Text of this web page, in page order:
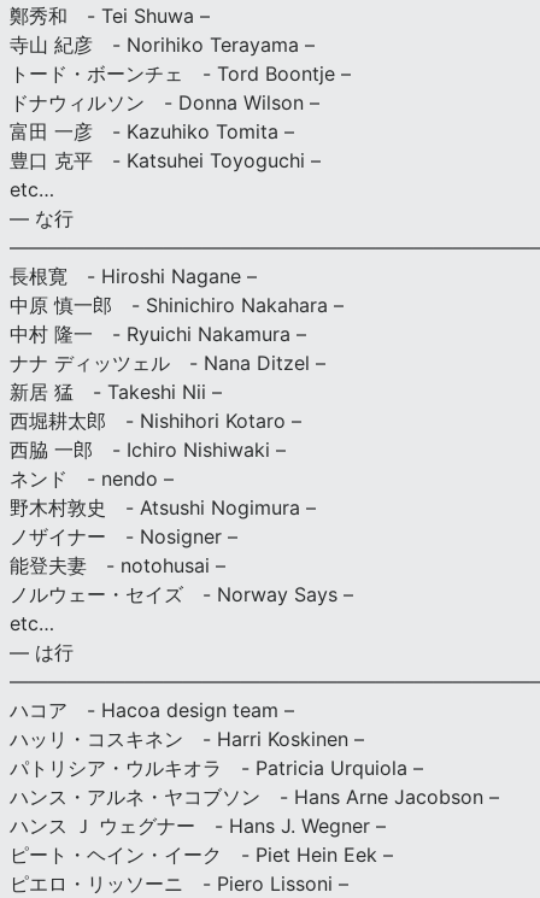
鄭秀和 - Tei Shuwa –
寺山 紀彦 - Norihiko Terayama –
トード・ボーンチェ - Tord Boontje –
ドナウィルソン - Donna Wilson –
富田 一彦 - Kazuhiko Tomita –
豊口 克平 - Katsuhei Toyoguchi –
etc…
— な行
長根寛 - Hiroshi Nagane –
中原 慎一郎 - Shinichiro Nakahara –
中村 隆一 - Ryuichi Nakamura –
ナナ ディッツェル - Nana Ditzel –
新居 猛 - Takeshi Nii –
西堀耕太郎 - Nishihori Kotaro –
西脇 一郎 - Ichiro Nishiwaki –
ネンド - nendo –
野木村敦史 - Atsushi Nogimura –
ノザイナー - Nosigner –
能登夫妻 - notohusai –
ノルウェー・セイズ - Norway Says –
etc…
— は行
ハコア - Hacoa design team –
ハッリ・コスキネン - Harri Koskinen –
パトリシア・ウルキオラ - Patricia Urquiola –
ハンス・アルネ・ヤコブソン - Hans Arne Jacobson –
ハンス Ｊ ウェグナー - Hans J. Wegner –
ピート・ヘイン・イーク - Piet Hein Eek –
ピエロ・リッソーニ - Piero Lissoni –